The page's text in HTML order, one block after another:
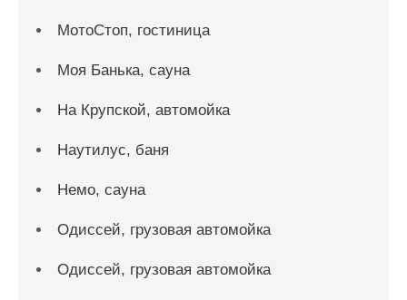
МотоСтоп, гостиница
Моя Банька, сауна
На Крупской, автомойка
Наутилус, баня
Немо, сауна
Одиссей, грузовая автомойка
Одиссей, грузовая автомойка